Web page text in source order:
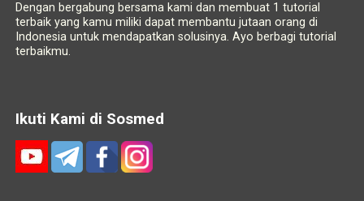
Dengan bergabung bersama kami dan membuat 1 tutorial
terbaik yang kamu miliki dapat membantu jutaan orang di
Indonesia untuk mendapatkan solusinya. Ayo berbagi tutorial
terbaikmu.
Ikuti Kami di Sosmed